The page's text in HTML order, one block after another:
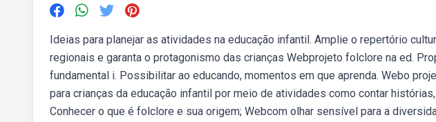
Ideias para planejar as atividades na educação infantil. Amplie o repertório
regionais e garanta o protagonismo das crianças Webprojeto folclore na ed.
fundamental i. Possibilitar ao educando, momentos em que aprenda. Webo
para crianças da educação infantil por meio de atividades como contar
Conhecer o que é folclore e sua origem; Webcom olhar sensível para a